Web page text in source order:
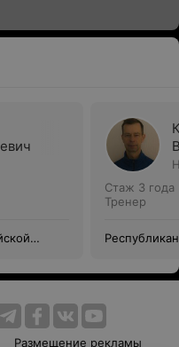
Стаж 3 года
Тренер
Размещение рекламы